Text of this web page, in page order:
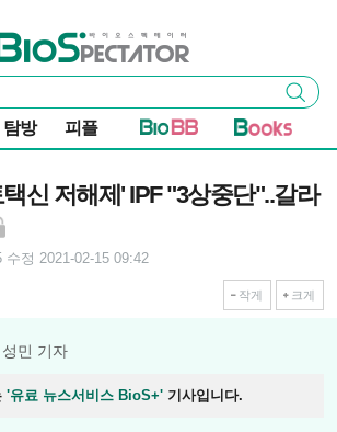
바이오스펙테이터
검색
탐방 피플
신 저해제' IPF "3상중단"..갈라
수정 2021-02-15 09:42
작게 크게
민 기자
'유료 뉴스서비스 BioS+' 기사입니다.